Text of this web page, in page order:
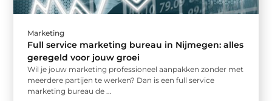
Marketing
Full service marketing bureau in Nijmegen: alles
geregeld voor jouw groei
Wil je jouw marketing professioneel aanpakken zonder met
meerdere partijen te werken? Dan is een full service
marketing bureau de ...